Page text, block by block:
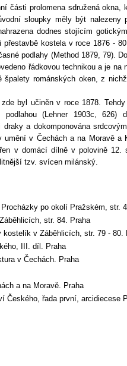
části prolomena sdružená okna,
sloupky měly být nalezeny
dodnes stojícím
kostela v roce 1876 -
podlahy (Method 1879, 79).
řádkovou technikou a je na
špalety románských oken, z
byl učiněn v roce 1878.
(Lehner 1903c, 626)
a dokomponována
umění v Čechách a na Moravě a
v domácí dílně v polovině 12.
tzv. svícen milánský.
po okolí Pražském, str.
str. 84. Praha
kostelík v Záběhlicích, str. 79 - 80.
III. díl. Praha
v Čechách. Praha
a na Moravě. Praha
Českého, řada první, arcidiecese